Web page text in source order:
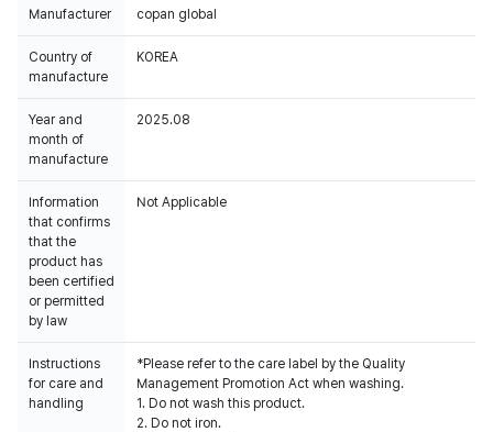
Manufacturer copan global
Country of
manufacture
KOREA
Year and
month of
manufacture
2025.08
Information
that confirms
that the
product has
been certified
or permitted
by law
Not Applicable
Instructions
for care and
handling
*Please refer to the care label by the Quality
Management Promotion Act when washing.
1. Do not wash this product.
2. Do not iron.